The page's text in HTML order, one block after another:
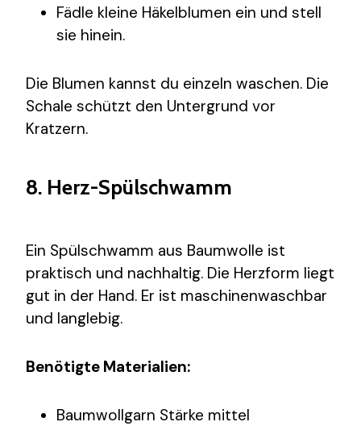
Fädle kleine Häkelblumen ein und stell
sie hinein.
Die Blumen kannst du einzeln waschen. Die
Schale schützt den Untergrund vor
Kratzern.
8. Herz-Spülschwamm
Ein Spülschwamm aus Baumwolle ist
praktisch und nachhaltig. Die Herzform liegt
gut in der Hand. Er ist maschinenwaschbar
und langlebig.
Benötigte Materialien:
Baumwollgarn Stärke mittel